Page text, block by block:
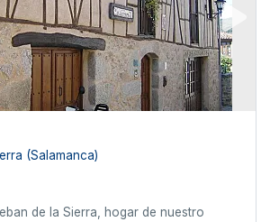
(Salamanca)
de la Sierra, hogar de nuestro